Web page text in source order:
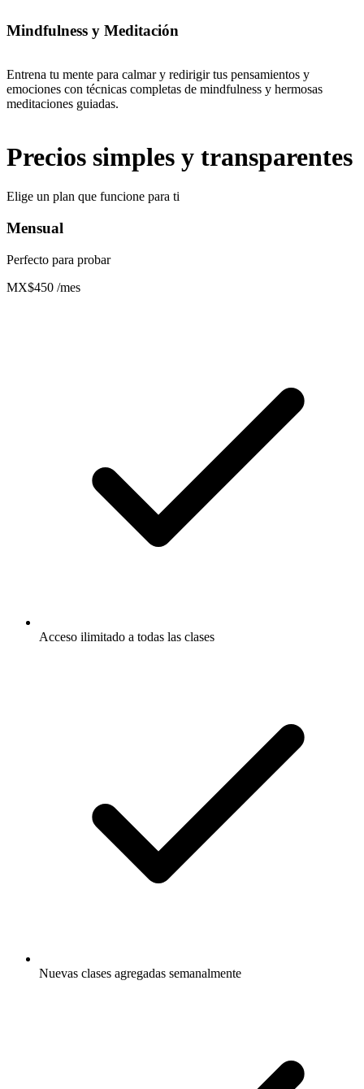
Mindfulness y Meditación
Entrena tu mente para calmar y redirigir tus pensamientos y
emociones con técnicas completas de mindfulness y hermosas
meditaciones guiadas.
Precios simples y transparentes
Elige un plan que funcione para ti
Mensual
Perfecto para probar
MX$450 /mes
Acceso ilimitado a todas las clases
Nuevas clases agregadas semanalmente